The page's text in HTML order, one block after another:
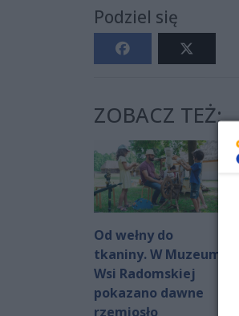
Podziel się
ZOBACZ TEŻ:
Od wełny do
tkaniny. W Muzeum
Wsi Radomskiej
pokazano dawne
rzemiosło